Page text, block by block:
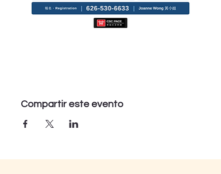
Compartir este evento